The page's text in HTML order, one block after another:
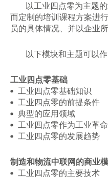
以工业四点零为主题的
而定制的培训课程方案进
员的具体情况、并以企业
以下模块和主题可以作
工业四点零基础
工业四点零基础知识
工业四点零的前提条件
典型的应用领域
工业四点零作为工业革命
工业四点零的发展趋势
制造和物流中联网的商业
工业四点零的主要技术